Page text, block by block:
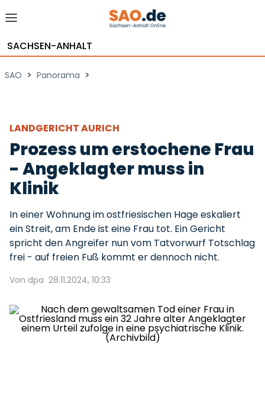
SACHSEN-ANHALT
SAO > Panorama >
LANDGERICHT AURICH
Prozess um erstochene Frau
- Angeklagter muss in
Klinik
In einer Wohnung im ostfriesischen Hage eskaliert
ein Streit, am Ende ist eine Frau tot. Ein Gericht
spricht den Angreifer nun vom Tatvorwurf Totschlag
frei - auf freien Fuß kommt er dennoch nicht.
Von dpa 28.11.2024, 10:33